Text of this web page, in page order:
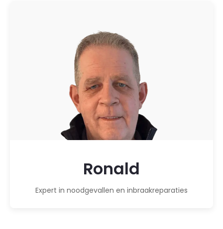
Ronald
Expert in noodgevallen en inbraakreparaties